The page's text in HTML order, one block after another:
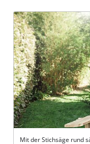
Mit der Stichsäge rund